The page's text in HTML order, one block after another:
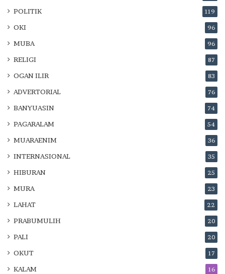
POLITIK 119
OKI 96
MUBA 96
RELIGI 87
OGAN ILIR 83
ADVERTORIAL 76
BANYUASIN 74
PAGARALAM 54
MUARAENIM 36
INTERNASIONAL 35
HIBURAN 25
MURA 23
LAHAT 22
PRABUMULIH 20
PALI 20
OKUT 17
KALAM 16